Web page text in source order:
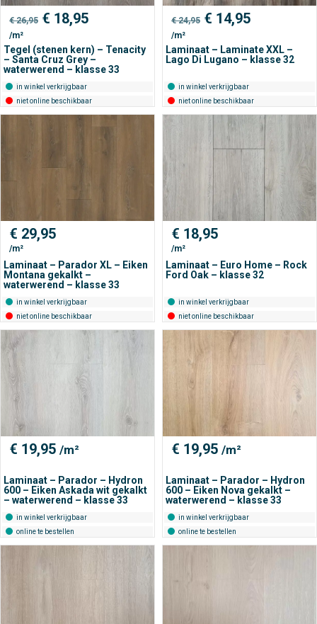
€26,95 Oorspronkelijke
prijs
€ 26,95.
€ 18,95Huidige
is:
€ 18,95.
/m²
Tegel (stenen kern) – Tenacity
– Santa Cruz Grey –
waterwerend – klasse 33
in winkel verkrijgbaar
niet online beschikbaar
€24,95 Oorspronkelijke
prijs
€ 24,95.
€ 14,95Huidige
€ 14,95.
/m²
Laminaat – Laminate XXL –
Lago Di Lugano – klasse 32
in winkel verkrijgbaar
niet online beschikbaar
€ 29,95
/m²
Laminaat – Parador XL – Eiken
Montana gekalkt –
waterwerend – klasse 33
in winkel verkrijgbaar
niet online beschikbaar
€ 18,95
/m²
Laminaat – Euro Home – Rock
Ford Oak – klasse 32
in winkel verkrijgbaar
niet online beschikbaar
€ 19,95 /m²
Laminaat – Parador – Hydron
600 – Eiken Askada wit gekalkt
– waterwerend – klasse 33
in winkel verkrijgbaar
online te bestellen
€ 19,95 /m²
Laminaat – Parador – Hydron
600 – Eiken Nova gekalkt –
waterwerend – klasse 33
in winkel verkrijgbaar
online te bestellen